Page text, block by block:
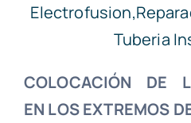
COLOCACIÓN DE
EN LOS EXTREMOS